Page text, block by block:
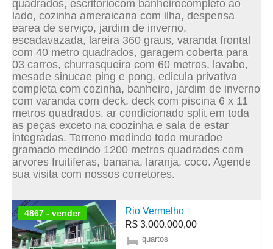
quadrados, escritoriocom banheirocompleto ao
lado, cozinha ameraicana com ilha, despensa
earea de serviço, jardim de inverno,
escadavazada, lareira 360 graus, varanda frontal
com 40 metro quadrados, garagem coberta para
03 carros, churrasqueira com 60 metros, lavabo,
mesade sinucae ping e pong, edicula privativa
completa com cozinha, banheiro, jardim de inverno
com varanda com deck, deck com piscina 6 x 11
metros quadrados, ar condicionado split em toda
as peças exceto na coozinha e sala de estar
integradas. Terreno medindo todo muradoe
gramado medindo 1200 metros quadrados com
arvores fruitiferas, banana, laranja, coco. Agende
sua visita com nossos corretores.
4867 - vender
Rio Vermelho
R$ 3.000.000,00
quartos